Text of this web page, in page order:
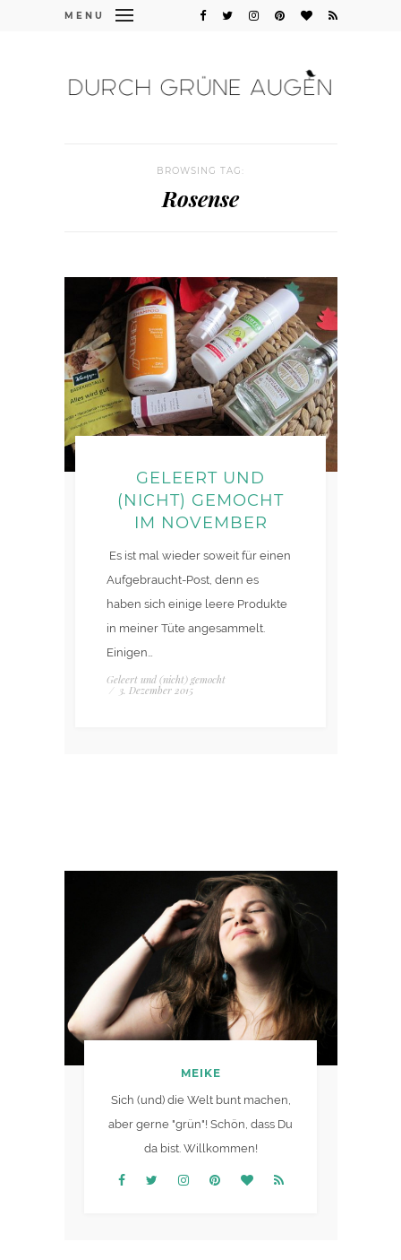
MENU
BROWSING TAG:
Rosense
GELEERT UND
(NICHT) GEMOCHT
IM NOVEMBER
Es ist mal wieder soweit für einen
Aufgebraucht-Post, denn es
haben sich einige leere Produkte
in meiner Tüte angesammelt.
Einigen…
Geleert und (nicht) gemocht
/ 3. Dezember 2015
MEIKE
Sich (und) die Welt bunt machen,
aber gerne "grün"! Schön, dass Du
da bist. Willkommen!